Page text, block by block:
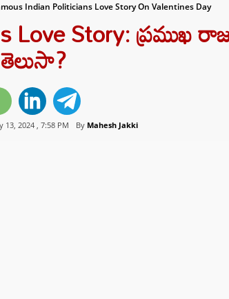
Indian Politicians Love Story On Valentines Day
Love Story:
13, 2024 , 7:58 PM By Mahesh Jakki